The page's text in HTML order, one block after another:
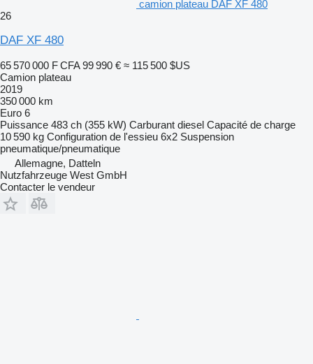
camion plateau DAF XF 480
26
DAF XF 480
65 570 000 F CFA 99 990 € ≈ 115 500 $US
Camion plateau
2019
350 000 km
Euro 6
Puissance 483 ch (355 kW) Carburant diesel Capacité de charge
10 590 kg Configuration de l'essieu 6x2 Suspension
pneumatique/pneumatique
Allemagne, Datteln
Nutzfahrzeuge West GmbH
Contacter le vendeur